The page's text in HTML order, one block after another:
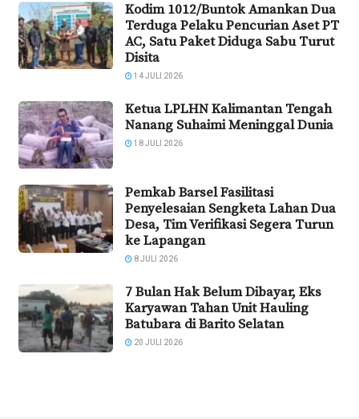
Kodim 1012/Buntok Amankan Dua
Terduga Pelaku Pencurian Aset PT
AC, Satu Paket Diduga Sabu Turut
Disita
14 JULI 2026
Ketua LPLHN Kalimantan Tengah
Nanang Suhaimi Meninggal Dunia
18 JULI 2026
Pemkab Barsel Fasilitasi
Penyelesaian Sengketa Lahan Dua
Desa, Tim Verifikasi Segera Turun
ke Lapangan
8 JULI 2026
7 Bulan Hak Belum Dibayar, Eks
Karyawan Tahan Unit Hauling
Batubara di Barito Selatan
20 JULI 2026